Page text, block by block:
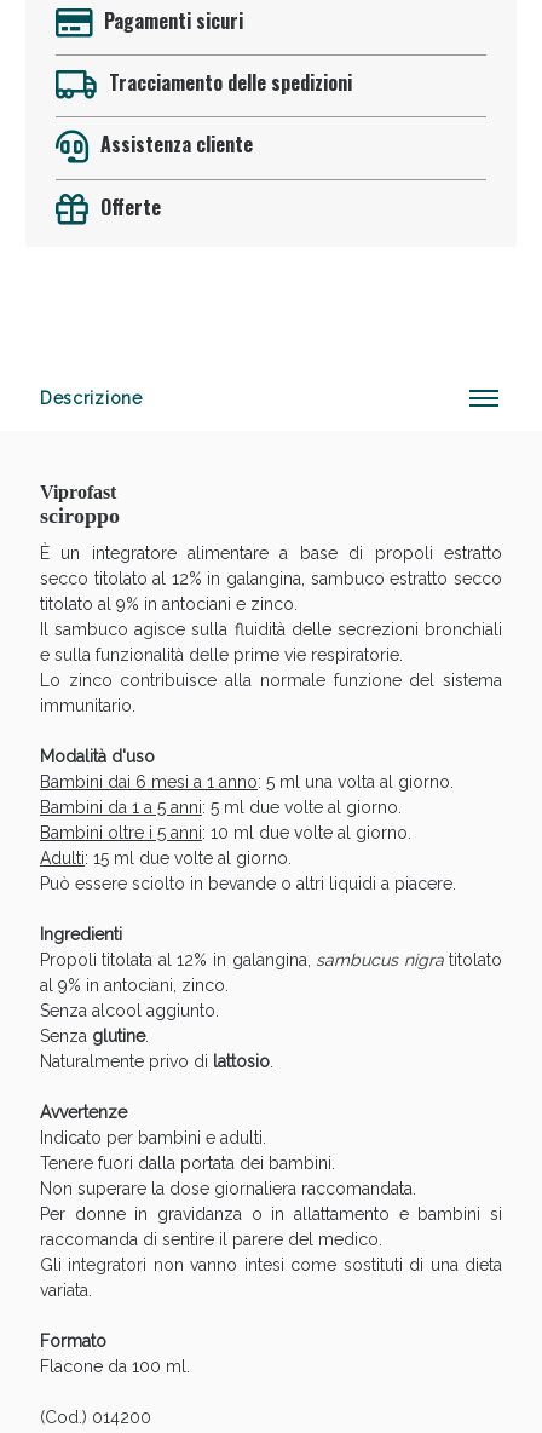
Pagamenti sicuri
Tracciamento delle spedizioni
Assistenza cliente
Offerte
Descrizione
Viprofast
sciroppo
È un integratore alimentare a base di propoli estratto
secco titolato al 12% in galangina, sambuco estratto secco
titolato al 9% in antociani e zinco.
Il sambuco agisce sulla fluidità delle secrezioni bronchiali
e sulla funzionalità delle prime vie respiratorie.
Lo zinco contribuisce alla normale funzione del sistema
immunitario.
Modalità d'uso
Bambini dai 6 mesi a 1 anno: 5 ml una volta al giorno.
Bambini da 1 a 5 anni: 5 ml due volte al giorno.
Bambini oltre i 5 anni: 10 ml due volte al giorno.
Adulti: 15 ml due volte al giorno.
Può essere sciolto in bevande o altri liquidi a piacere.
Ingredienti
Propoli titolata al 12% in galangina, sambucus nigratitolato
al 9% in antociani, zinco.
Senza alcool aggiunto.
Senza glutine.
Naturalmente privo di lattosio.
Avvertenze
Indicato per bambini e adulti.
Tenere fuori dalla portata dei bambini.
Non superare la dose giornaliera raccomandata.
Per donne in gravidanza o in allattamento e bambini si
raccomanda di sentire il parere del medico.
Gli integratori non vanno intesi come sostituti di una dieta
variata.
Formato
Flacone da 100 ml.
(Cod.) 014200
Anticellulite e Fanghi: Sconto fino al 40% valido
oggi!
Sconto fino al 55% disponibile oggi!